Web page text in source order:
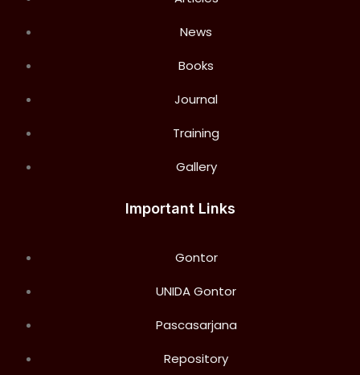
News
Books
Journal
Training
Gallery
Important Links
Gontor
UNIDA Gontor
Pascasarjana
Repository